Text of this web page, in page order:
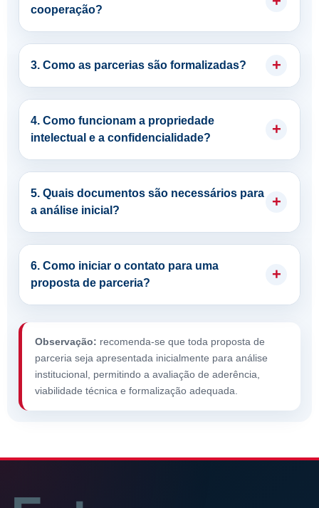
cooperação?
3. Como as parcerias são formalizadas?
4. Como funcionam a propriedade
intelectual e a confidencialidade?
5. Quais documentos são necessários para
a análise inicial?
6. Como iniciar o contato para uma
proposta de parceria?
Observação: recomenda-se que toda proposta de
parceria seja apresentada inicialmente para análise
institucional, permitindo a avaliação de aderência,
viabilidade técnica e formalização adequada.